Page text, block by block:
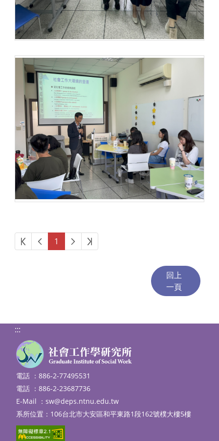
第一頁上一頁
1 下一頁最後頁
:::
電話 ：886-2-77495531
電話 ：886-2-23687736
E-Mail ： sw@deps.ntnu.edu.tw
系所位置：106台北市大安區和平東路1段162號樸大樓5樓